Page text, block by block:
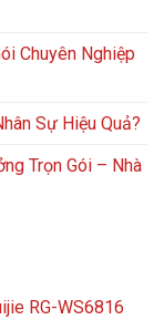
Chuyên Nghiệp
Sự Hiệu Quả?
Trọn Gói – Nhà
RG-WS6816